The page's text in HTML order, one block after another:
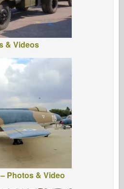
& Videos
Photos & Video